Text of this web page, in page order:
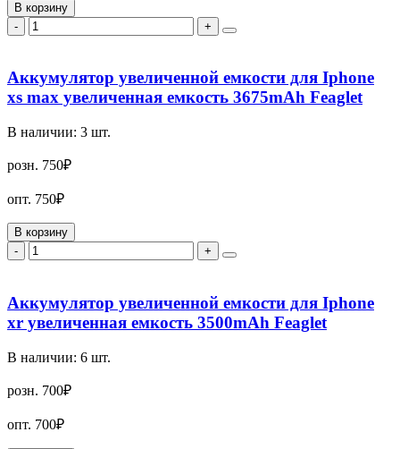
В корзину
-
+
Аккумулятор увеличенной емкости для Iphone
xs max увеличенная емкость 3675mAh Feaglet
В наличии: 3 шт.
розн. 750₽
опт. 750₽
В корзину
-
+
Аккумулятор увеличенной емкости для Iphone
xr увеличенная емкость 3500mAh Feaglet
В наличии: 6 шт.
розн. 700₽
опт. 700₽